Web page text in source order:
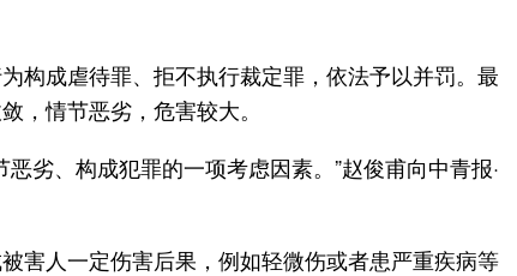
构成虐待罪、拒不执行裁定罪，依法予以并罚。最
，情节恶劣，危害较大。
劣、构成犯罪的一项考虑因素。”赵俊甫向中青报·
害人一定伤害后果，例如轻微伤或者患严重疾病等